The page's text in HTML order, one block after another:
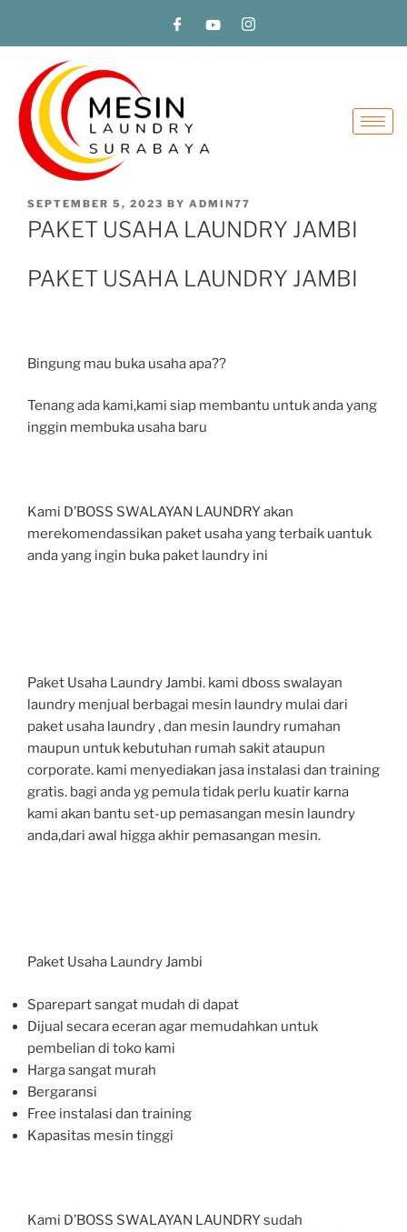
SEPTEMBER 5, 2023 BY ADMIN77
PAKET USAHA LAUNDRY JAMBI
PAKET USAHA LAUNDRY JAMBI
Bingung mau buka usaha apa??
Tenang ada kami,kami siap membantu untuk anda yang
inggin membuka usaha baru
Kami D’BOSS SWALAYAN LAUNDRY akan
merekomendassikan paket usaha yang terbaik uantuk
anda yang ingin buka paket laundry ini
Paket Usaha Laundry Jambi. kami dboss swalayan
laundry menjual berbagai mesin laundry mulai dari
paket usaha laundry , dan mesin laundry rumahan
maupun untuk kebutuhan rumah sakit ataupun
corporate. kami menyediakan jasa instalasi dan training
gratis. bagi anda yg pemula tidak perlu kuatir karna
kami akan bantu set-up pemasangan mesin laundry
anda,dari awal higga akhir pemasangan mesin.
Paket Usaha Laundry Jambi
Sparepart sangat mudah di dapat
Dijual secara eceran agar memudahkan untuk
pembelian di toko kami
Harga sangat murah
Bergaransi
Free instalasi dan training
Kapasitas mesin tinggi
Kami D’BOSS SWALAYAN LAUNDRY sudah